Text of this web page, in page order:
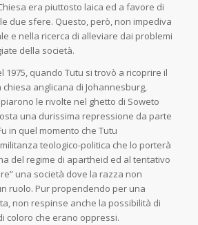
era piuttosto laica ed a favore di
due sfere. Questo, però, non impediva
e nella ricerca di alleviare dai problemi
della società.
1975, quando Tutu si trovò a ricoprire il
anglicana di Johannesburg,
le rivolte nel ghetto di Soweto
una durissima repressione da parte
in quel momento che Tutu
teologico-politica che lo porterà
del regime di apartheid ed al tentativo
una società dove la razza non
ruolo. Pur propendendo per una
non respinse anche la possibilità di
coloro che erano oppressi.